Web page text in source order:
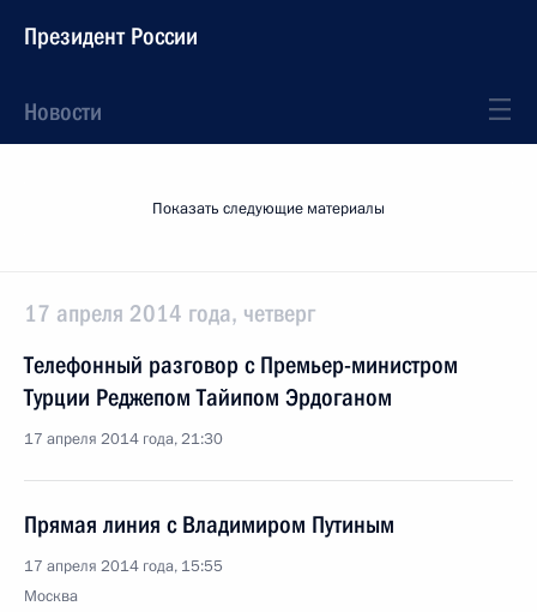
Президент России
Новости
Показать следующие материалы
17 апреля 2014 года, четверг
Телефонный разговор с Премьер-министром
Турции Реджепом Тайипом Эрдоганом
17 апреля 2014 года, 21:30
Прямая линия с Владимиром Путиным
17 апреля 2014 года, 15:55
Москва